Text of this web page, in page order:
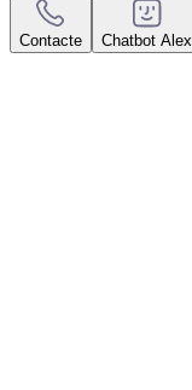
Contacte Chatbot Alex